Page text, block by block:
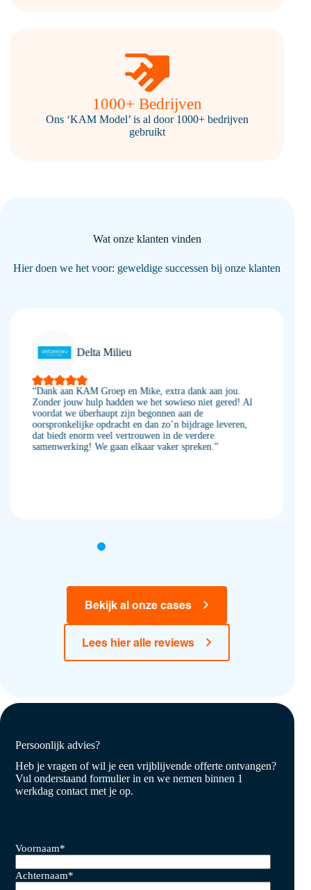
1000+ Bedrijven
Ons ‘KAM Model’ is al door 1000+ bedrijven
gebruikt
Wat onze klanten vinden
Hier doen we het voor: geweldige successen bij onze klanten
Delta Milieu
“Dank aan KAM Groep en Mike, extra dank aan jou.
Zonder jouw hulp hadden we het sowieso niet gered! Al
voordat we überhaupt zijn begonnen aan de
oorspronkelijke opdracht en dan zo’n bijdrage leveren,
dat biedt enorm veel vertrouwen in de verdere
samenwerking! We gaan elkaar vaker spreken.”
Bekijk al onze cases
Lees hier alle reviews
Persoonlijk advies?
Heb je vragen of wil je een vrijblijvende offerte ontvangen?
Vul onderstaand formulier in en we nemen binnen 1
werkdag contact met je op.
Voornaam*
Achternaam*